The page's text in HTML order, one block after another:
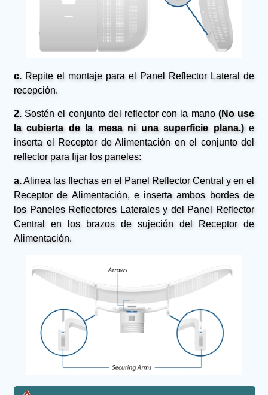
c. Repite el montaje para el Panel Reflector Lateral de
recepción.
2. Sostén el conjunto del reflector con la mano (No use
la cubierta de la mesa ni una superficie plana.)e
inserta el Receptor de Alimentación en el conjunto del
reflector para fijar los paneles:
a.Alinea las flechas en el Panel Reflector Central y en el
Receptor de Alimentación, e inserta ambos bordes de
los Paneles Reflectores Laterales y del Panel Reflector
Central en los brazos de sujeción del Receptor de
Alimentación.